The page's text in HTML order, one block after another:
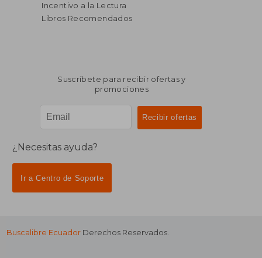
Incentivo a la Lectura
Libros Recomendados
Suscríbete para recibir ofertas y
promociones
¿Necesitas ayuda?
Ir a Centro de Soporte
Buscalibre Ecuador Derechos Reservados.